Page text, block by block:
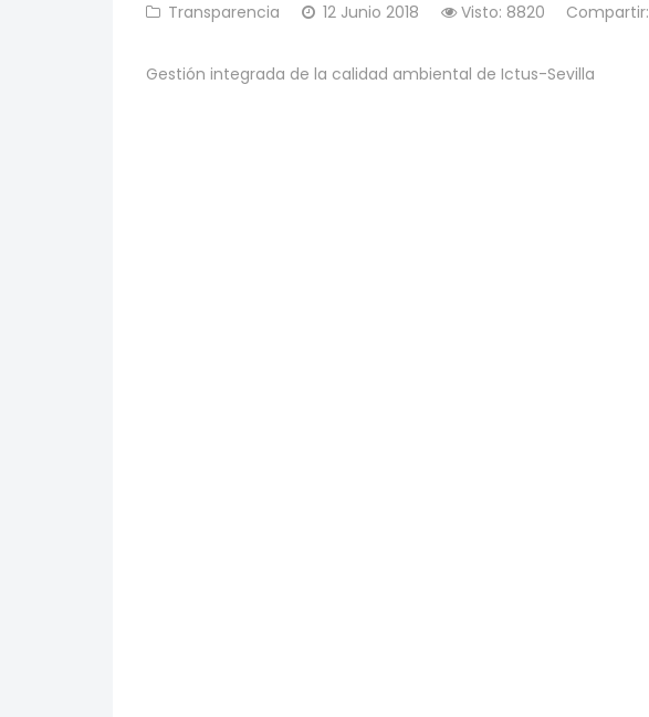
Transparencia 12 Junio 2018 Visto: 8820 Compartir:
Gestión integrada de la calidad ambiental de Ictus-Sevilla